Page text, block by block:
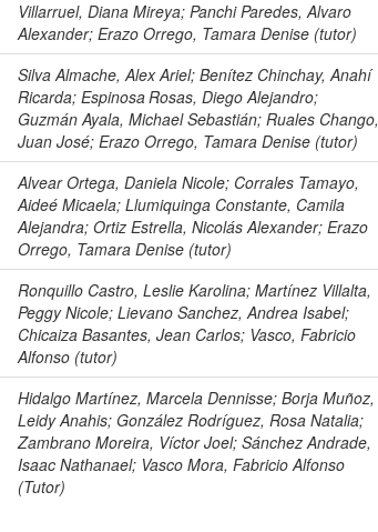
Villarruel, Diana Mireya; Panchi Paredes, Alvaro
Alexander; Erazo Orrego, Tamara Denise (tutor)
Silva Almache, Alex Ariel; Benítez Chinchay, Anahí
Ricarda; Espinosa Rosas, Diego Alejandro;
Guzmán Ayala, Michael Sebastián; Ruales Chango,
Juan José; Erazo Orrego, Tamara Denise (tutor)
Alvear Ortega, Daniela Nicole; Corrales Tamayo,
Aideé Micaela; Llumiquinga Constante, Camila
Alejandra; Ortiz Estrella, Nicolás Alexander; Erazo
Orrego, Tamara Denise (tutor)
Ronquillo Castro, Leslie Karolina; Martínez Villalta,
Peggy Nicole; Lievano Sanchez, Andrea Isabel;
Chicaiza Basantes, Jean Carlos; Vasco, Fabricio
Alfonso (tutor)
Hidalgo Martínez, Marcela Dennisse; Borja Muñoz,
Leidy Anahis; González Rodríguez, Rosa Natalia;
Zambrano Moreira, Víctor Joel; Sánchez Andrade,
Isaac Nathanael; Vasco Mora, Fabricio Alfonso
(Tutor)